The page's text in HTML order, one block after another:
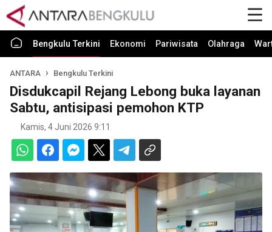
Bengkulu Terkini Ekonomi Pariwisata Olahraga
ANTARA Bengkulu Terkini
Disdukcapil Rejang Lebong buka layanan
Sabtu, antisipasi pemohon KTP
Kamis, 4 Juni 2026 9:11